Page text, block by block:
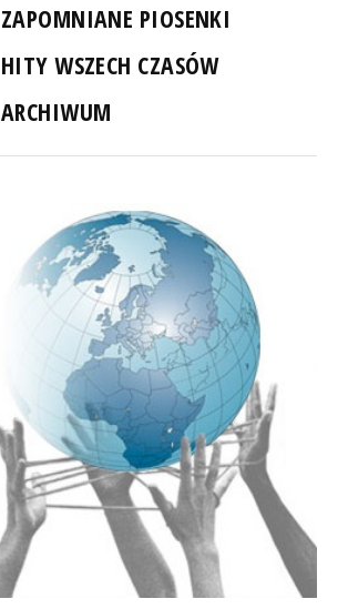
ZAPOMNIANE PIOSENKI
HITY WSZECH CZASÓW
ARCHIWUM